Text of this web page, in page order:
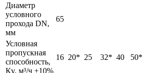
Диаметр
условного
прохода DN,
мм
65
Условная
пропускная
способность,
Кv, м³/ч ±10%
16 20* 25 32* 40 50*